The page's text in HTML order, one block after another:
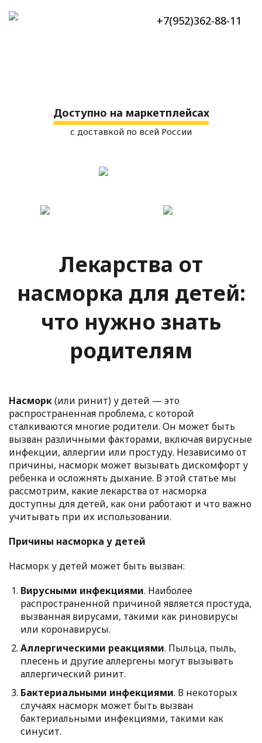
+7(952)362-88-11
Доступно на маркетплейсах
с доставкой по всей России
Лекарства от
насморка для детей:
что нужно знать
родителям
Насморк(или ринит) у детей — это
распространенная проблема, с которой
сталкиваются многие родители. Он может быть
вызван различными факторами, включая вирусные
инфекции, аллергии или простуду. Независимо от
причины, насморк может вызывать дискомфорт у
ребенка и осложнять дыхание. В этой статье мы
рассмотрим, какие лекарства от насморка
доступны для детей, как они работают и что важно
учитывать при их использовании.
Причины насморка у детей
Насморк у детей может быть вызван:
Вирусными инфекциями. Наиболее
распространенной причиной является простуда,
вызванная вирусами, такими как риновирусы
или коронавирусы.
Аллергическими реакциями. Пыльца, пыль,
плесень и другие аллергены могут вызывать
аллергический ринит.
Бактериальными инфекциями. В некоторых
случаях насморк может быть вызван
бактериальными инфекциями, такими как
синусит.